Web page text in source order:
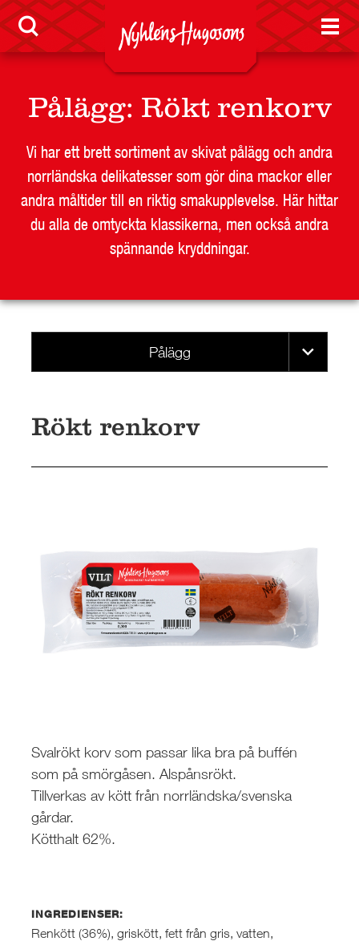
RESTAURANG OCH STORHUSHÅLL
SKOLA
JOBB
PRESS
Pålägg: Rökt renkorv
Vi har ett brett sortiment av skivat pålägg och andra
norrländska delikatesser som gör dina mackor eller
andra måltider till en riktig smakupplevelse. Här hittar
du alla de omtyckta klassikerna, men också andra
spännande kryddningar.
Pålägg
Rökt renkorv
Svalrökt korv som passar lika bra på buffén
som på smörgåsen. Alspånsrökt.
Tillverkas av kött från norrländska/svenska
gårdar.
Kötthalt 62%.
INGREDIENSER:
Renkött (36%), griskött, fett från gris, vatten,